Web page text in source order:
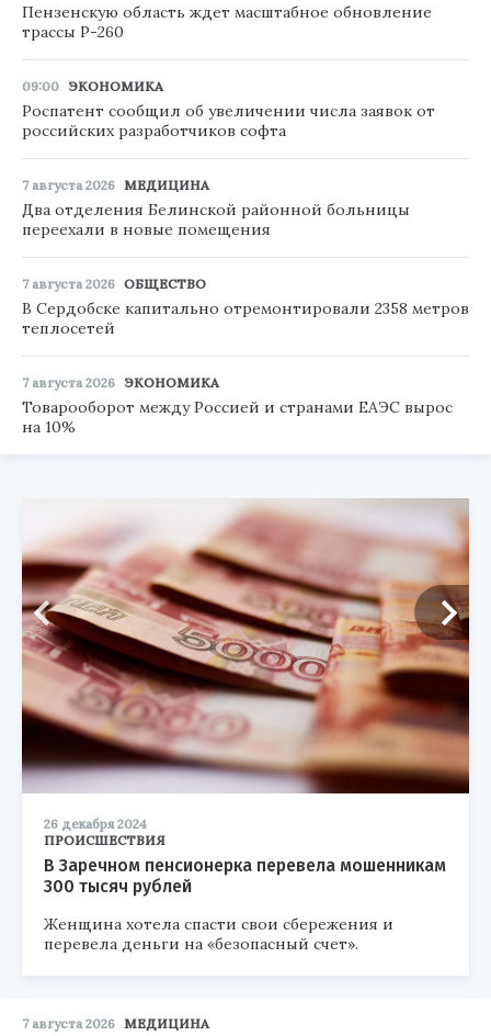
Пензенскую область ждет масштабное обновление
трассы Р-260
09:00 ЭКОНОМИКА
Роспатент сообщил об увеличении числа заявок от
российских разработчиков софта
7 августа 2026 МЕДИЦИНА
Два отделения Белинской районной больницы
переехали в новые помещения
7 августа 2026 ОБЩЕСТВО
В Сердобске капитально отремонтировали 2358 метров
теплосетей
7 августа 2026 ЭКОНОМИКА
Товарооборот между Россией и странами ЕАЭС вырос
на 10%
26 декабря 2024
ПРОИСШЕСТВИЯ
В Заречном пенсионерка перевела мошенникам
300 тысяч рублей
Женщина хотела спасти свои сбережения и
перевела деньги на «безопасный счет».
7 августа 2026 МЕДИЦИНА